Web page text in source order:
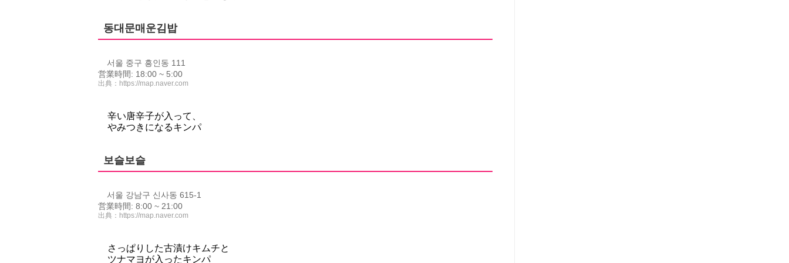
동대문매운김밥
서울 중구 흥인동 111
営業時間: 18:00 ~ 5:00
出典： https://map.naver.com
辛い唐辛子が入って、
やみつきになるキンパ
보슬보슬
서울 강남구 신사동 615-1
営業時間: 8:00 ~ 21:00
出典： https://map.naver.com
さっぱりした古漬けキムチと
ツナマヨが入ったキンパ